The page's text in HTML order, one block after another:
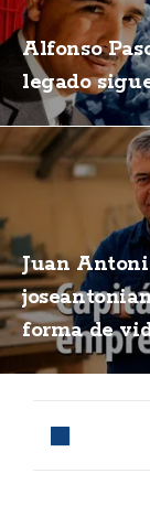
Alfonso
legado
Juan
forma de